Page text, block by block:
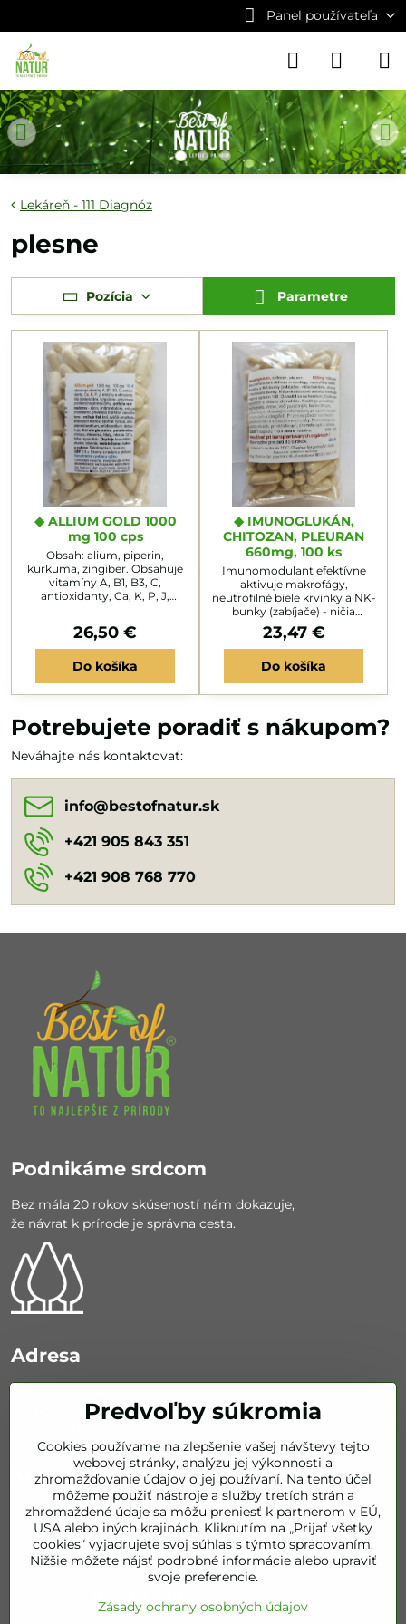
Panel používateľa
Lekáreň - 111 Diagnóz
plesne
Pozícia Parametre
◆ ALLIUM GOLD 1000
mg 100 cps
Obsah: alium, piperin,
kurkuma, zingiber. Obsahuje
vitamíny A, B1, B3, C,
antioxidanty, Ca, K, P, J,
baktericídne, fungicídne,
antivirózne,
protikarcinogénne účinky -
potláča rast nádorov - alicin,
cholesterol, prevencia
znižuje tlak krvi, zväčší
amplitúdu srdcových sťahov,
antiaterosklerotikum,...
26,50 €
Do košíka
◆ IMUNOGLUKÁN,
CHITOZAN, PLEURAN
660mg, 100 ks
Imunomodulant efektívne
aktivuje makrofágy,
neutrofilné biele krvinky a NK-
bunky (zabíjače) - ničia
baktérie, vírusy i mutované
bunky. Má protinádorovú
aktivitu. Inhibuje najmä
myóm sarkóm180. Osvedčil
syndróm i aftóznu
záťaži, vyčerpaní, stre-se, voči
parazitným, bakteriálnym,
23,47 €
Do košíka
Potrebujete poradiť s nákupom?
Neváhajte nás kontaktovať:
info​@bestofnatur​.sk
+421 905 843 351
+421 908 768 770
Podnikáme srdcom
Bez mála 20 rokov skúseností nám dokazuje,
že návrat k prírode je správna cesta.
Adresa
Nemocničná 626/67
KONTAKT
info​@bestofnatur​.sk
+421 905 843 351
Predvoľby súkromia
Cookies používame na zlepšenie vašej návštevy tejto
webovej stránky, analýzu jej výkonnosti a
zhromažďovanie údajov o jej používaní. Na tento účel
môžeme použiť nástroje a služby tretích strán a
zhromaždené údaje sa môžu preniesť k partnerom v EÚ,
USA alebo iných krajinách. Kliknutím na „Prijať všetky
cookies“ vyjadrujete svoj súhlas s týmto spracovaním.
Nižšie môžete nájsť podrobné informácie alebo upraviť
svoje preferencie.
Zásady ochrany osobných údajov